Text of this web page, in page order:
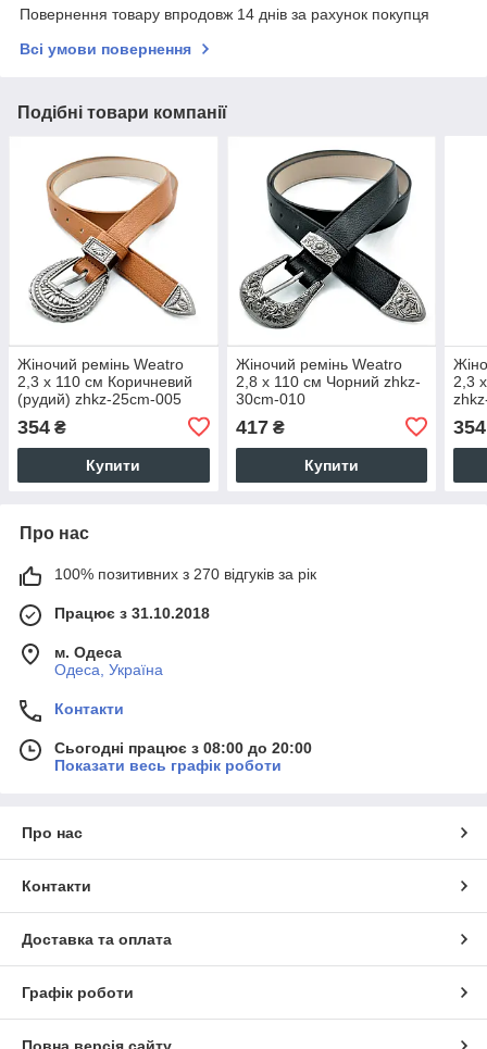
Повернення товару впродовж 14 днів за рахунок покупця
Всі умови повернення
Подібні товари компанії
Жіночий ремінь Weatro
2,3 х 110 см Коричневий
(рудий) zhkz-25cm-005
354 ₴
Купити
Жіночий ремінь Weatro
2,8 х 110 см Чорний zhkz-
30cm-010
417₴
Купити
2,3
354
Про нас
100% позитивних з 270 відгуків за рік
Працює з 31.10.2018
м. Одеса
Одеса, Україна
Контакти
Сьогодні працює з 08:00 до 20:00
Показати весь графік роботи
Про нас
Контакти
Доставка та оплата
Графік роботи